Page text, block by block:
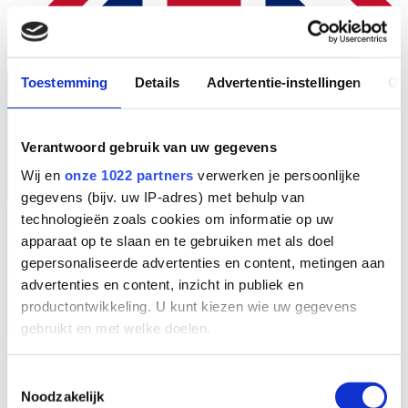
Toestemming Details Advertentie-instellingen
Verantwoord gebruik van uw gegevens
Wij en onze 1022 partners verwerken je persoonlijke
gegevens (bijv. uw IP-adres) met behulp van
technologieën zoals cookies om informatie op uw
apparaat op te slaan en te gebruiken met als doel
gepersonaliseerde advertenties en content, metingen aan
advertenties en content, inzicht in publiek en
productontwikkeling. U kunt kiezen wie uw gegevens
gebruikt en met welke doelen.
Informatie verzamelen over uw geografische
Noodzakelijk
EN